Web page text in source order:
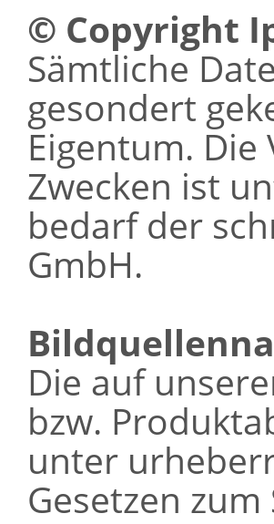
© Copyright
Sämtliche
gesondert
Eigentum.
Zwecken ist
bedarf der
GmbH.
Die auf
bzw.
unter
Gesetzen